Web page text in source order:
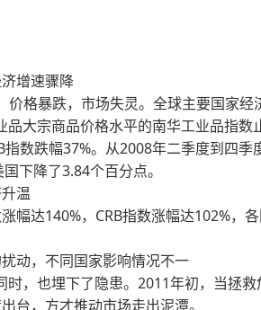
增速骤降
格暴跌，市场失灵。全球主要国家经
大宗商品价格水平的南华工业品指数
数跌幅37%。从2008年二季度到四季
下降了3.84个百分点。
温
达140%，CRB指数涨幅达102%，
动，不同国家影响情况不一
也埋下了隐患。2011年初，当拯救
台，方才推动市场走出泥潭。